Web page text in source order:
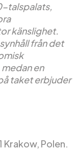
talspalats,
känslighet.
från det
en
taket erbjuder
Krakow, Polen.